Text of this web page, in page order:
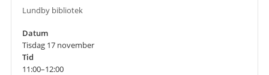
Lundby bibliotek
Datum
Tisdag 17 november
Tid
11:00–12:00